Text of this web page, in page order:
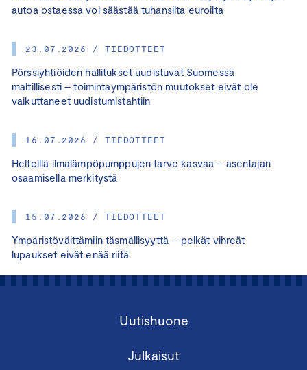
autoa ostaessa voi säästää tuhansilta euroilta
23.07.2026 / TIEDOTTEET
Pörssiyhtiöiden hallitukset uudistuvat Suomessa
maltillisesti – toimintaympäristön muutokset eivät ole
vaikuttaneet uudistumistahtiin
16.07.2026 / TIEDOTTEET
Helteillä ilmalämpöpumppujen tarve kasvaa – asentajan
osaamisella merkitystä
15.07.2026 / TIEDOTTEET
Ympäristöväittämiin täsmällisyyttä – pelkät vihreät
lupaukset eivät enää riitä
Uutishuone
Julkaisut